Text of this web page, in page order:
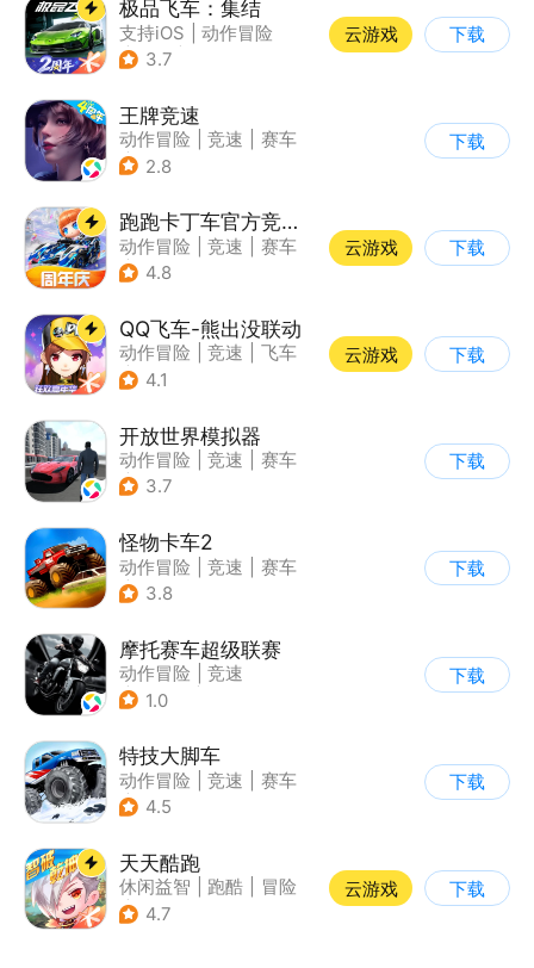
极品飞车：集结
支持iOS
动作冒险
| 竞速
3.7
云游戏 下载
王牌竞速
动作冒险 竞速
赛车
| 漂移
2.8
下载
跑跑卡丁车官方竞速版
动作冒险 竞速
赛车
| 跑跑卡丁车
4.8
云游戏 下载
QQ飞车-熊出没联动
动作冒险 竞速
飞车
| 漂移
4.1
云游戏 下载
开放世界模拟器
动作冒险 竞速
赛车
| 开放世界
3.7
下载
怪物卡车2
动作冒险 竞速
赛车
| 卡通
3.8
下载
摩托赛车超级联赛
动作冒险
竞速
| 摩托车
1.0
下载
特技大脚车
动作冒险 竞速
赛车
| 卡通
4.5
下载
天天酷跑
休闲益智 跑酷
冒险
| 萌系
4.7
云游戏 下载